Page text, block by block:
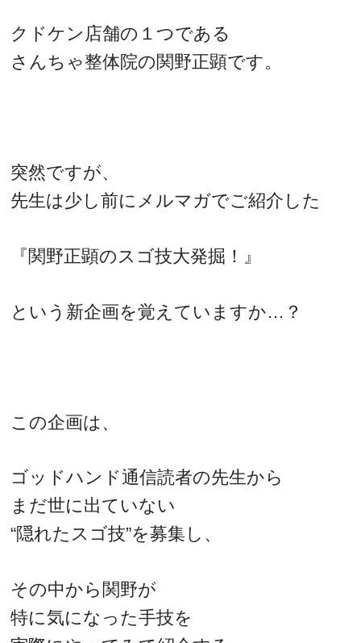
クドケン店舗の１つである
さんちゃ整体院の関野正顕です。
突然ですが、
先生は少し前にメルマガでご紹介した
『関野正顕のスゴ技大発掘！』
という新企画を覚えていますか…？
この企画は、
ゴッドハンド通信読者の先生から
まだ世に出ていない
“隠れたスゴ技”を募集し、
その中から関野が
特に気になった手技を